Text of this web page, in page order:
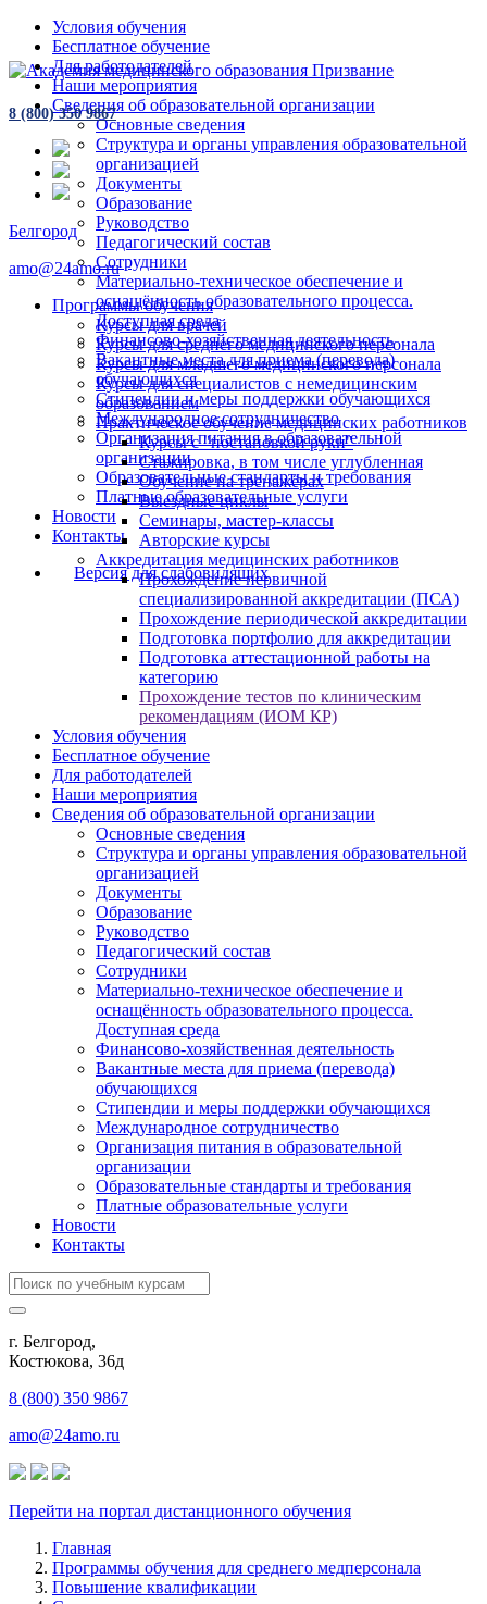
Условия обучения
Бесплатное обучение
Для работодателей
Наши мероприятия
Сведения об образовательной организации
Основные сведения
Структура и органы управления образовательной
организацией
Документы
Образование
Руководство
Педагогический состав
Сотрудники
Материально-техническое обеспечение и
оснащённость образовательного процесса.
Доступная среда
Финансово-хозяйственная деятельность
Вакантные места для приема (перевода)
обучающихся
Стипендии и меры поддержки обучающихся
Международное сотрудничество
Организация питания в образовательной
организации
Образовательные стандарты и требования
Платные образовательные услуги
Новости
Контакты
Версия для слабовидящих
8 (800) 350 9867
Белгород
amo@24amo.ru
Программы обучения
Курсы для врачей
Курсы для среднего медицинского персонала
Курсы для младшего медицинского персонала
Курсы для специалистов с немедицинским
образованием
Практическое обучение медицинских работников
Курсы с "постановкой руки"
Стажировка, в том числе углубленная
Обучение на тренажёрах
Выездные циклы
Семинары, мастер-классы
Авторские курсы
Аккредитация медицинских работников
Прохождение первичной
специализированной аккредитации (ПСА)
Прохождение периодической аккредитации
Подготовка портфолио для аккредитации
Подготовка аттестационной работы на
категорию
Прохождение тестов по клиническим
рекомендациям (ИОМ КР)
Условия обучения
Бесплатное обучение
Для работодателей
Наши мероприятия
Сведения об образовательной организации
Основные сведения
Структура и органы управления образовательной
организацией
Документы
Образование
Руководство
Педагогический состав
Сотрудники
Материально-техническое обеспечение и
оснащённость образовательного процесса.
Доступная среда
Финансово-хозяйственная деятельность
Вакантные места для приема (перевода)
обучающихся
Стипендии и меры поддержки обучающихся
Международное сотрудничество
Организация питания в образовательной
организации
Образовательные стандарты и требования
Платные образовательные услуги
Новости
Контакты
г. Белгород,
Костюкова, 36д
8 (800) 350 9867
amo@24amo.ru
Перейти на портал дистанционного обучения
Главная
Программы обучения для среднего медперсонала
Повышение квалификации